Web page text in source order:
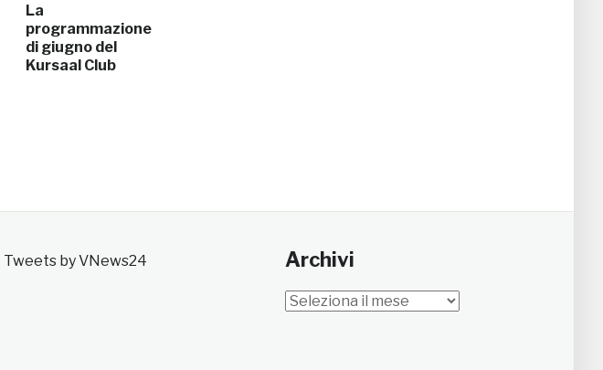
La
programmazione
di giugno del
Kursaal Club
Tweets by VNews24 Archivi
Archivi